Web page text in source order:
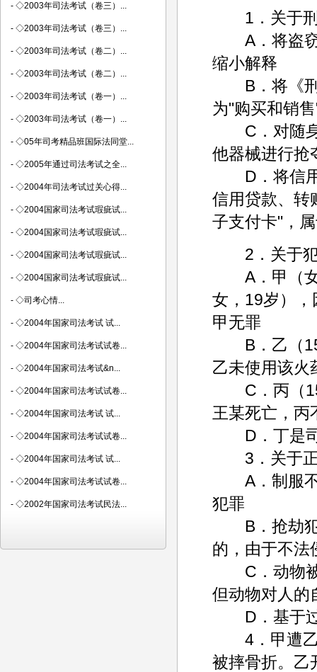
1．关于刑
A．将盗窃
缩小解释
B．将《刑
为"购买和销
C．对随身
他器械进行抢
D．将信用
信用贷款、转
子支付卡"，
2．关于犯
A．甲（女
女，19岁）
甲无罪
B．乙（15
乙未使用该火
C．丙（15
王某死亡，丙
D．丁是司
3．关于正
A．制服不
犯罪
B．抢劫犯
的，由于不法
C．动物被
但动物对人的
D．基于过
4．甲遭乙
被摔骨折。乙
- ◇2003年司法考试（卷三）...
- ◇2003年司法考试（卷三）...
- ◇2003年司法考试（卷二）...
- ◇2003年司法考试（卷二）...
- ◇2003年司法考试（卷一）...
- ◇2003年司法考试（卷一）...
- ◇05年司考精品班国际法同堂...
- ◇2005年通过司法考试之全...
- ◇2004年司法考试过关心得...
- ◇2004国家司法考试瑕疵试...
- ◇2004国家司法考试瑕疵试...
- ◇2004国家司法考试瑕疵试...
- ◇2004国家司法考试瑕疵试...
- ◇司考心情...
- ◇2004年国家司法考试 试...
- ◇2004年国家司法考试试卷...
- ◇2004年国家司法考试&n...
- ◇2004年国家司法考试试卷...
- ◇2004年国家司法考试 试...
- ◇2004年国家司法考试试卷...
- ◇2004年国家司法考试 试...
- ◇2004年国家司法考试试卷...
- ◇2002年国家司法考试民法...